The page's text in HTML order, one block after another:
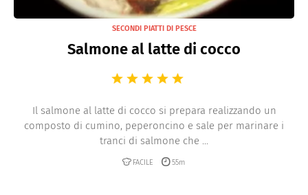
SECONDI PIATTI DI PESCE
Salmone al latte di cocco
Il salmone al latte di cocco si prepara realizzando un
composto di cumino, peperoncino e sale per marinare i
tranci di salmone che ...
FACILE 55m